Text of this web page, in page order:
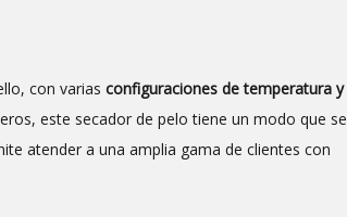
con varias configuraciones de temperatura y
este secador de pelo tiene un modo que se
atender a una amplia gama de clientes con